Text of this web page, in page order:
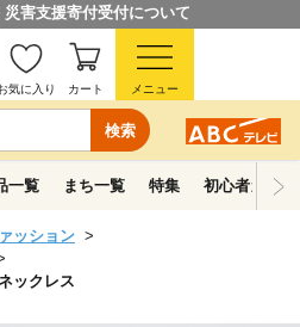
害支援寄付受付について
検索
気に入り カート メニュー
一覧 まち一覧 特集 初心者ガイド
ッション
ックレス